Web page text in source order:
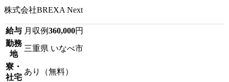
株式会社BREXA Next
給与 月収例360,000円
勤務
地
三重県 いなべ市
寮・
社宅
あり（無料）